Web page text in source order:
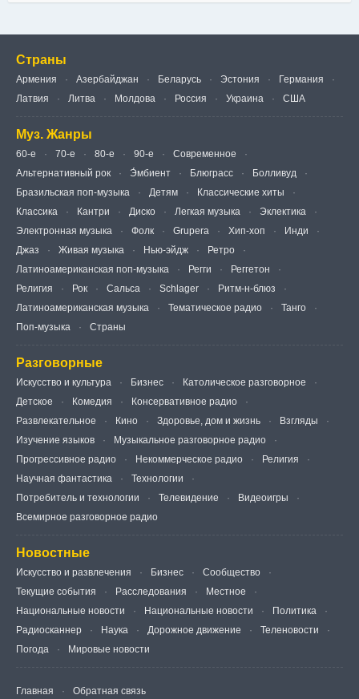
Страны
Армения Азербайджан Беларусь Эстония
Германия
Латвия
Литва Молдова Россия Украина США
Муз. Жанры
60-е 70-е 80-е 90-е
Современное
Альтернативный рок
Э́мбиент Блюграсс
Болливуд
Бразильская поп-музыка
Детям
Классические хиты
Классика
Кантри Диско Легкая музыка
Эклектика
Электронная музыка
Фолк Grupera Хип-хоп
Инди
Джаз
Живая музыка Нью-эйдж
Ретро
Латиноамериканская поп-музыка
Регги
Реггетон
Религия
Рок Сальса Schlager
Ритм-н-блюз
Латиноамериканская музыка
Тематическое радио
Танго
Поп-музыка
Страны
Разговорные
Искусство и культура Бизнес
Католическое разговорное
Детское
Комедия
Консервативное радио
Развлекательное
Кино Здоровье, дом и жизнь
Взгляды
Изучение языков
Музыкальное разговорное радио
Прогрессивное радио
Некоммерческое радио
Религия
Научная фантастика
Технологии
Потребитель и технологии
Телевидение
Видеоигры
Всемирное разговорное радио
Новостные
Искусство и развлечения Бизнес
Сообщество
Текущие события
Расследования
Местное
Национальные новости
Национальные новости
Политика
Радиосканнер
Наука Дорожное движение
Теленовости
Погода
Мировые новости
Главная Обратная связь